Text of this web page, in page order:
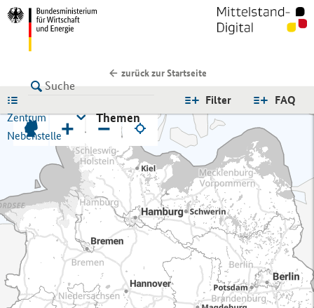
zurück zur Startseite
FAQ
Filter
Zentrum
Nebenstelle
Themen
+ −